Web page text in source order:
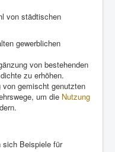
von städtischen
gewerblichen
von bestehenden
zu erhöhen.
von gemischt genutzten
um die Nutzung
sich Beispiele für